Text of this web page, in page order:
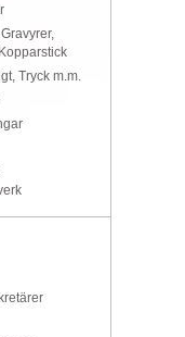
Tryck m.m.